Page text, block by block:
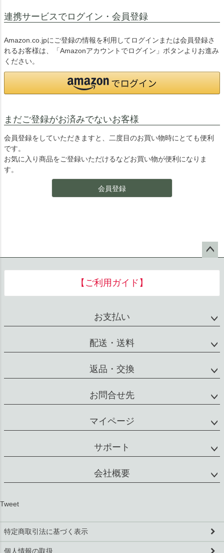
連携サービスでログイン・会員登録
Amazon.co.jpにご登録の情報を利用してログインまたは会員登録さ
れるお客様は、「Amazonアカウントでログイン」ボタンよりお進み
ください。
まだご登録がお済みでないお客様
会員登録をしていただきますと、二度目のお買い物時にとても便利
です。
お気に入り商品をご登録いただけるなどお買い物が便利になりま
す。
会員登録
へ
【ご利用ガイド】
お支払い
配送・送料
返品・交換
お問合せ先
マイページ
サポート
会社概要
特定商取引法に基づく表示
個人情報の取扱
Tweet